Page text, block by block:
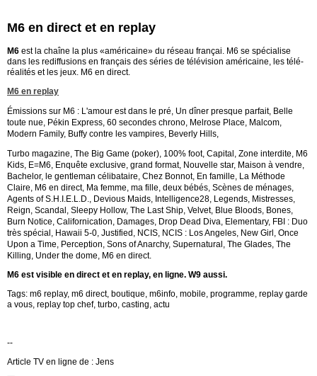
M6 en direct et en replay
M6 est la chaîne la plus «américaine» du réseau françai. M6 se spécialise
dans les rediffusions en français des séries de télévision américaine, les télé-
réalités et les jeux. M6 en direct.
M6 en replay
Émissions sur M6 : L'amour est dans le pré, Un dîner presque parfait, Belle
toute nue, Pékin Express, 60 secondes chrono, Melrose Place, Malcom,
Modern Family, Buffy contre les vampires, Beverly Hills,
Turbo magazine, The Big Game (poker), 100% foot, Capital, Zone interdite, M6
Kids, E=M6, Enquête exclusive, grand format, Nouvelle star, Maison à vendre,
Bachelor, le gentleman célibataire, Chez Bonnot, En famille, La Méthode
Claire, M6 en direct, Ma femme, ma fille, deux bébés, Scènes de ménages,
Agents of S.H.I.E.L.D., Devious Maids, Intelligence28, Legends, Mistresses,
Reign, Scandal, Sleepy Hollow, The Last Ship, Velvet, Blue Bloods, Bones,
Burn Notice, Californication, Damages, Drop Dead Diva, Elementary, FBI : Duo
très spécial, Hawaii 5-0, Justified, NCIS, NCIS : Los Angeles, New Girl, Once
Upon a Time, Perception, Sons of Anarchy, Supernatural, The Glades, The
Killing, Under the dome, M6 en direct.
M6 est visible en direct et en replay, en ligne. W9 aussi.
Tags: m6 replay, m6 direct, boutique, m6info, mobile, programme, replay garde
a vous, replay top chef, turbo, casting, actu
--
Article TV en ligne de : Jens